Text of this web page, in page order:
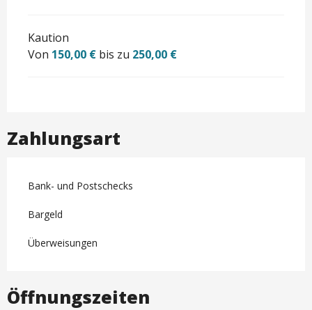
Kaution
Von 150,00 € bis zu 250,00 €
Zahlungsart
Bank- und Postschecks
Bargeld
Überweisungen
Öffnungszeiten